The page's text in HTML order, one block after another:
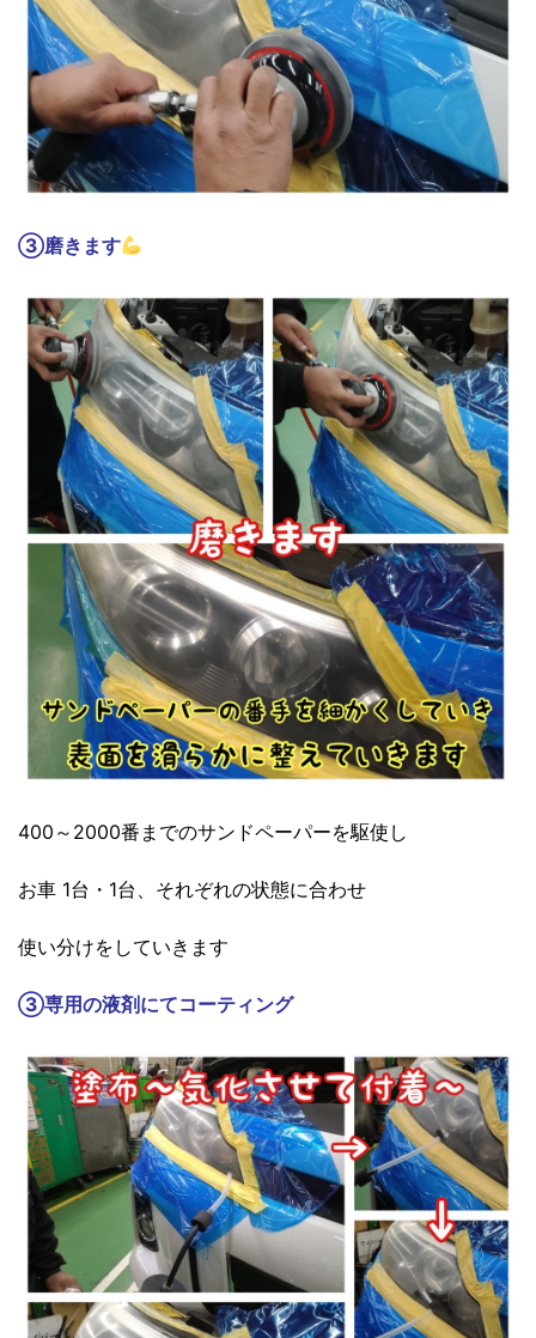
③磨きます
400～2000番までのサンドペーパーを駆使し
お車 1台・1台、それぞれの状態に合わせ
使い分けをしていきます
③専用の液剤にてコーティング